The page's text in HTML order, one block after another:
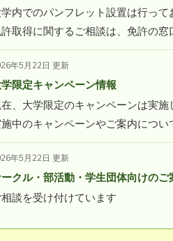
内でのパンフレット設置は行って
取得に関するご相談は、免許の窓
年5月22日 更新
限定キャンペーン情報
、大学限定のキャンペーンは実施
中のキャンペーンやご案内につ
年5月22日 更新
クル・部活動・学生団体向けのご
相談を受け付けています